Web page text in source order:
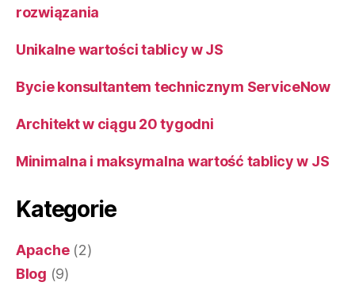
rozwiązania
Unikalne wartości tablicy w JS
Bycie konsultantem technicznym ServiceNow
Architekt w ciągu 20 tygodni
Minimalna i maksymalna wartość tablicy w JS
Kategorie
Apache(2)
Blog (9)